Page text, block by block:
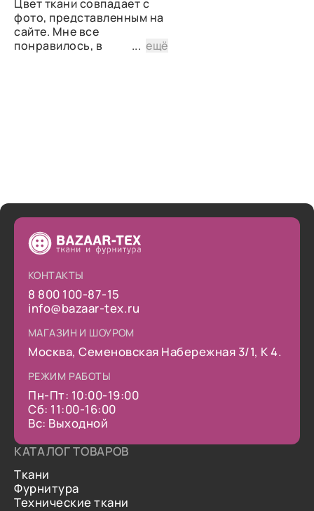
Цвет ткани совпадает с
фото, представленным на
сайте. Мне все
понравилось, в
...ещё
КОНТАКТЫ
8 800 100-87-15
info@bazaar-tex.ru
МАГАЗИН И ШОУРОМ
Москва, Семеновская Набережная 3/1, К 4.
РЕЖИМ РАБОТЫ
Пн-Пт: 10:00-19:00
Сб: 11:00-16:00
Вс: Выходной
КАТАЛОГ ТОВАРОВ
Ткани
Фурнитура
Технические ткани